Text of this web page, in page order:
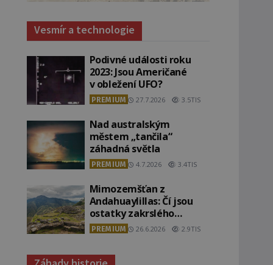
Vesmír a technologie
Podivné události roku
2023: Jsou Američané
v obležení UFO?
PREMIUM 27.7.2026 3.5TIS
Nad australským
městem „tančila“
záhadná světla
PREMIUM 4.7.2026 3.4TIS
Mimozemšťan z
Andahuaylillas: Čí jsou
ostatky zakrslého
stvoření s ohromnou
lebkou?
PREMIUM 26.6.2026 2.9TIS